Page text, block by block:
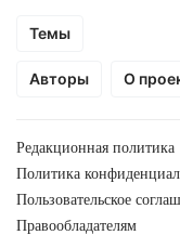
Темы
Авторы О
Редакционная политика
Политика
Пользовательское
Правообладателям